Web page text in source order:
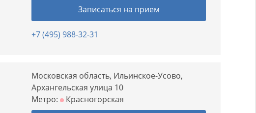
Записаться на прием
+7 (495) 988-32-31
Московская область, Ильинское-Усово,
Архангельская улица 10
Метро:
Красногорская